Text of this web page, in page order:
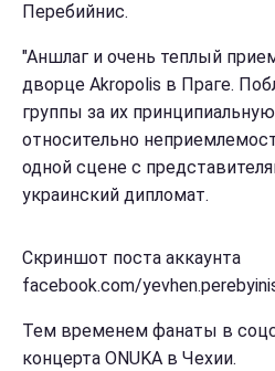
Перебийнис.
"Аншлаг и очень теплый
дворце Akropolis в Праге.
группы за их
относительно
одной сцене с
украинский дипломат.
Скриншот поста аккаунта
facebook.com/
Тем временем фанаты в
концерта ONUKA в Чехии.